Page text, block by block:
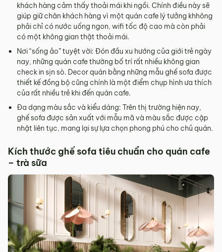
khách hàng cảm thấy thoải mái khi ngồi. Chính điều này sẽ
giúp giữ chân khách hàng vì một quán cafe lý tưởng khhông
phải chỉ có nước uống ngon, wifi tốc độ cao mà còn phải
có một không gian thật thoải mái.
Nơi “sống ảo” tuyệt vời: Đón đầu xu hướng của giới trẻ ngày
nay, những quán cafe thường bố trí rất nhiều không gian
check in sịn sò. Decor quán bằng những mẫu ghế sofa được
thiết kế đồng bộ cũng chính là một điểm chụp hình ưa thích
của rất nhiều trẻ khi đến quán cafe.
Đa dạng màu sắc và kiểu dáng: Trên thị trường hiện nay,
ghế sofa được sản xuất với mẫu mã và màu sắc được cập
nhật liên tục, mang lại sự lựa chọn phong phú cho chủ quán.
Kích thước ghế sofa tiêu chuẩn cho quán cafe
– trà sữa